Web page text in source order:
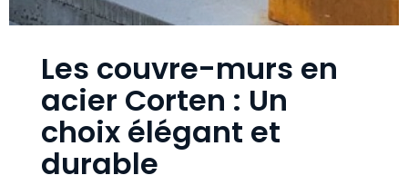
Les couvre-murs en
acier Corten : Un
choix élégant et
durable